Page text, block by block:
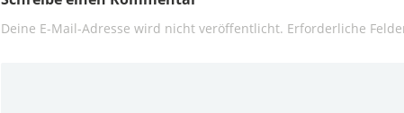
Deine E-Mail-Adresse wird nicht veröffentlicht. Erforderliche